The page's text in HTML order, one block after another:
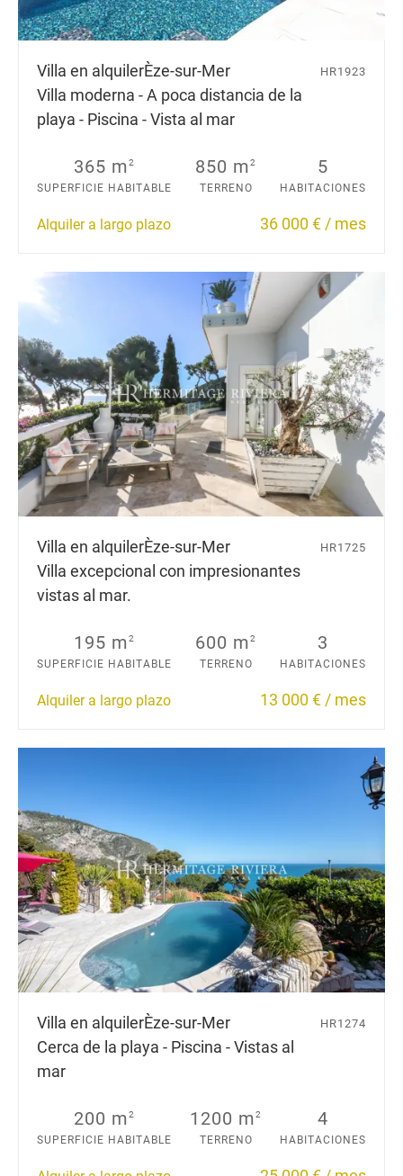
Villa en alquilerÈze-sur-Mer
Villa moderna - A poca distancia de la
playa - Piscina - Vista al mar
HR1923
365 m2
SUPERFICIE HABITABLE
850 m2
TERRENO
5
HABITACIONES
Alquiler a largo plazo 36 000 € / mes
Villa en alquilerÈze-sur-Mer
Villa excepcional con impresionantes
vistas al mar.
HR1725
195 m2
SUPERFICIE HABITABLE
600 m2
TERRENO
3
HABITACIONES
Alquiler a largo plazo 13 000 € / mes
Villa en alquilerÈze-sur-Mer
Cerca de la playa - Piscina - Vistas al
mar
HR1274
200 m2
SUPERFICIE HABITABLE
1200 m2
TERRENO
4
HABITACIONES